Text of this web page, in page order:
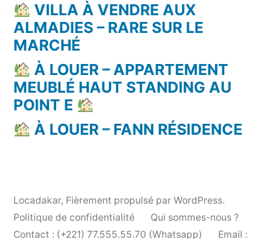
VILLA À VENDRE AUX
ALMADIES – RARE SUR LE
MARCHÉ
À LOUER – APPARTEMENT
MEUBLÉ HAUT STANDING AU
POINT E
À LOUER – FANN RÉSIDENCE
Locadakar, Fièrement propulsé par WordPress.
Politique de confidentialité
Qui sommes-nous ?
Contact : (+221) 77.555.55.70 (Whatsapp)
Email :